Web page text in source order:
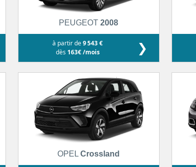
PEUGEOT2008
à partir de9 543 €
dès 163€ /mois ❯
OPELCrossland